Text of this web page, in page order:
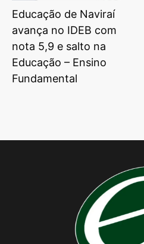
Educação de Naviraí
avança no IDEB com
nota 5,9 e salto na
Educação – Ensino
Fundamental